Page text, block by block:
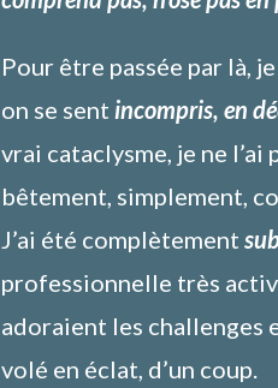
Pour être passée par là,
on se sent incompris, en
vrai cataclysme, je ne l’ai
bêtement, simplement,
J’ai été complètement
professionnelle très
adoraient les challenges
volé en éclat, d’un coup.